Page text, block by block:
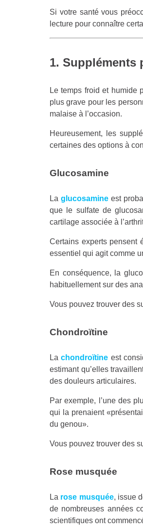
Si votre santé vous
lecture pour connaître
1. Suppléments
Le temps froid et humide
plus grave pour les
malaise à l’occasion.
Heureusement, les
certaines des options à
Glucosamine
Laglucosamine est
que le sulfate de
cartilage associée à
Certains experts pensent
essentiel qui agit comme
En conséquence, la
habituellement sur des
Vous pouvez trouver des
Chondroïtine
Lachondroïtine est
estimant qu’elles
des douleurs articulaires.
Par exemple, l’une des
qui la prenaient
du genou».
Vous pouvez trouver des
Rose musquée
La rose musquée, issue
de nombreuses années
scientifiques ont